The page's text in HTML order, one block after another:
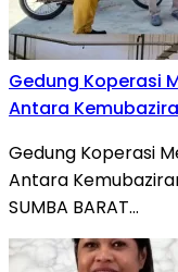
Gedung Koperasi
Antara
Gedung Koperasi
Antara
SUMBA BARAT…